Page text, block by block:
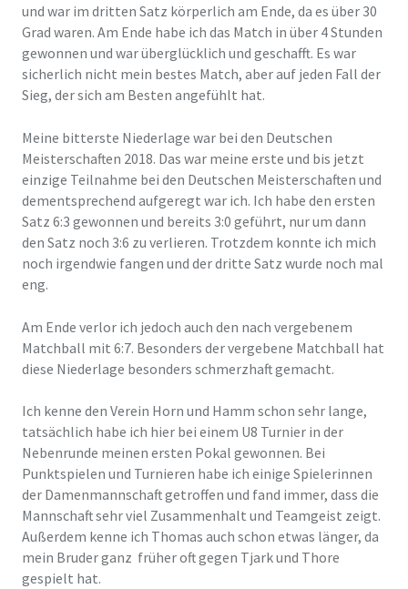
und war im dritten Satz körperlich am Ende, da es über 30
Grad waren. Am Ende habe ich das Match in über 4 Stunden
gewonnen und war überglücklich und geschafft. Es war
sicherlich nicht mein bestes Match, aber auf jeden Fall der
Sieg, der sich am Besten angefühlt hat.
Meine bitterste Niederlage war bei den Deutschen
Meisterschaften 2018. Das war meine erste und bis jetzt
einzige Teilnahme bei den Deutschen Meisterschaften und
dementsprechend aufgeregt war ich. Ich habe den ersten
Satz 6:3 gewonnen und bereits 3:0 geführt, nur um dann
den Satz noch 3:6 zu verlieren. Trotzdem konnte ich mich
noch irgendwie fangen und der dritte Satz wurde noch mal
eng.
Am Ende verlor ich jedoch auch den nach vergebenem
Matchball mit 6:7. Besonders der vergebene Matchball hat
diese Niederlage besonders schmerzhaft gemacht.
Ich kenne den Verein Horn und Hamm schon sehr lange,
tatsächlich habe ich hier bei einem U8 Turnier in der
Nebenrunde meinen ersten Pokal gewonnen. Bei
Punktspielen und Turnieren habe ich einige Spielerinnen
der Damenmannschaft getroffen und fand immer, dass die
Mannschaft sehr viel Zusammenhalt und Teamgeist zeigt.
Außerdem kenne ich Thomas auch schon etwas länger, da
mein Bruder ganz früher oft gegen Tjark und Thore
gespielt hat.